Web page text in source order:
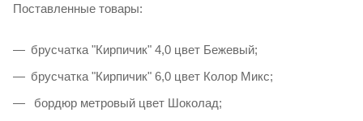
Поставленные товары:
брусчатка "Кирпичик" 4,0 цвет Бежевый;
брусчатка "Кирпичик" 6,0 цвет Колор Микс;
бордюр метровый цвет Шоколад;